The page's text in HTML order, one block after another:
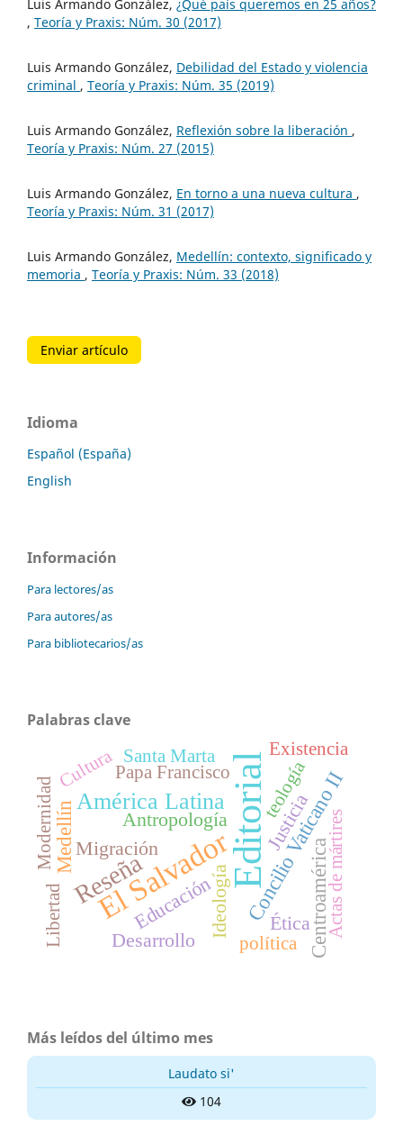
Luis Armando González, ¿Qué país queremos en 25 años?
, Teoría y Praxis: Núm. 30 (2017)
Luis Armando González, Debilidad del Estado y violencia
criminal , Teoría y Praxis: Núm. 35 (2019)
Luis Armando González, Reflexión sobre la liberación ,
Teoría y Praxis: Núm. 27 (2015)
Luis Armando González, En torno a una nueva cultura ,
Teoría y Praxis: Núm. 31 (2017)
Luis Armando González, Medellín: contexto, significado y
memoria , Teoría y Praxis: Núm. 33 (2018)
Enviar artículo
Idioma
Español (España)
English
Información
Para lectores/as
Para autores/as
Para bibliotecarios/as
Palabras clave
Editorial
El Salvador
Reseña
América Latina Concilio Vaticano II
Centroamérica
MedellínMigración
Ideología
Antropología
Educación Ética
Desarrollo
Justicia
Papa Francisco teología
Libertad
Modernidad
Cultura Santa Marta Existencia
política
Actas de mártires
Más leídos del último mes
Laudato si'
104